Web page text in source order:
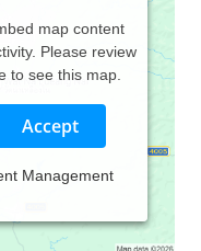
map content
Please review
to see this map.
Accept
Management
Gesundheit für
Wandel